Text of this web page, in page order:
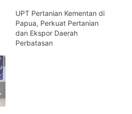
UPT Pertanian Kementan di
Papua, Perkuat Pertanian
dan Ekspor Daerah
Perbatasan